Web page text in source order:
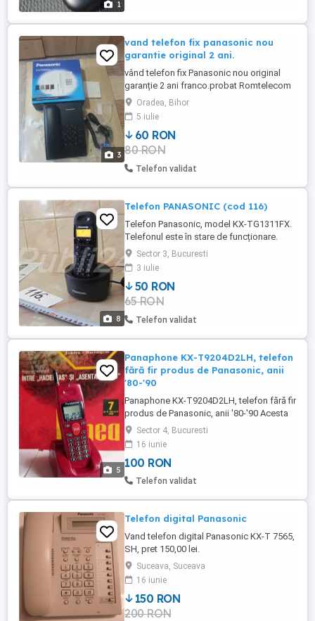
1
3
vand telefon fix panasonic nou
garantie original 2 ani.
vând telefon fix Panasonic nou original
garanție 2 ani franco.probat Romtelecom
digi. nefolosit la cutie cu tot ce este an el.
Oradea, Bihor
5 iulie
60 RON
80 RON
Telefon validat
8
Telefon PANASONIC (cod 116)
Telefon Panasonic, model KX-TG1311FX.
Telefonul este în stare de funcționare.
Caracteristici tehnice telefon: -Agenda
telefonica 50 numere cu nume -Data ora
Da -Alarma Da -Tonuri apel Polifonice -
Limba meniu: 22 (inclusiv limba romana) -
Volum sonerie: 6 trepte + oprit -Timp de
incarcare: 7 h -Durata ...
Sector 3, Bucuresti
3 iulie
50 RON
65 RON
Telefon validat
5
Panaphone KX-T9204D2LH, telefon
fără fir produs de Panasonic, anii
'80-'90
Panaphone KX-T9204D2LH, telefon fără fir
produs de Panasonic, anii '80-'90 Acesta
este un telefon fără fir Panaphone KX-
T9204D2LH. Este un model vechi de
telefon de casă, de obicei vândut cu o
bază de încărcare. "Panaphone" era o
marcă folosită de Panasonic pentru
T9204D2LH" ...
Sector 4, Bucuresti
16 iunie
100 RON
Telefon validat
Telefon digital Panasonic
Vand telefon digital Panasonic KX-T 7565,
SH, pret 150,00 lei.
Suceava, Suceava
16 iunie
150 RON
200 RON